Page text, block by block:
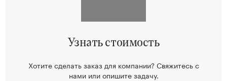
Узнатьстоимость
Хотите сделать заказ для компании? Свяжитесьс
нами или опишите задачу.